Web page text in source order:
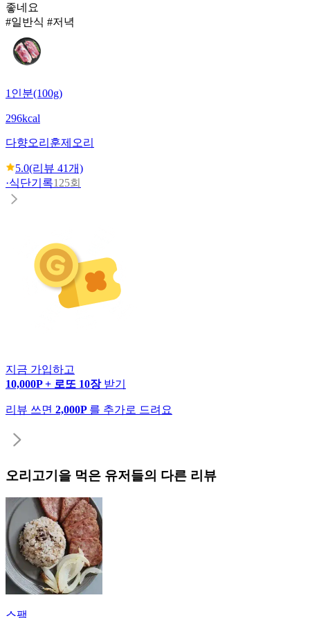
좋네요
#일반식 #저녁
1인분(100g)
296kcal
다향오리 훈제오리
5.0(리뷰 41개)
·식단기록125회
지금 가입하고
10,000P + 로또 10장 받기
리뷰 쓰면 2,000P 를 추가로 드려요
오리고기 을 먹은 유저들의 다른 리뷰
스팸